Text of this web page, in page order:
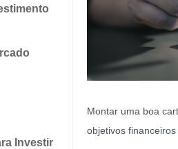
Investir
Montar uma boa
objetivos